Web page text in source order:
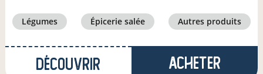
légumes épicerie salée autres produits
Découvrir Acheter